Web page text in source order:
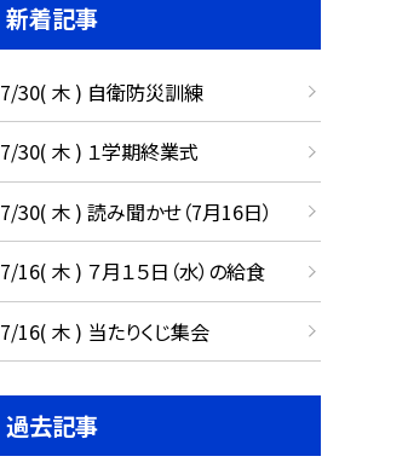
新着記事
7/30( 木 ) 自衛防災訓練
7/30( 木 ) １学期終業式
7/30( 木 ) 読み聞かせ（7月16日）
7/16( 木 ) ７月１５日（水）の給食
7/16( 木 ) 当たりくじ集会
過去記事